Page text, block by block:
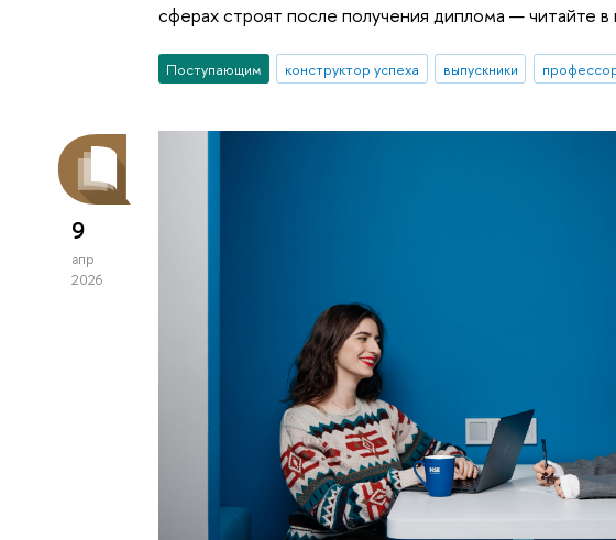
сферах строят после получения диплома — читайте
Поступающим конструктор успеха выпускники
9
апр
2026